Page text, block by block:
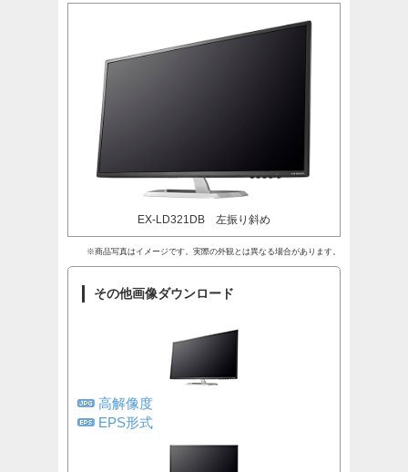
EX-LD321DB 左振り斜め
※商品写真はイメージです。実際の外観とは異なる場合があります。
その他画像ダウンロード
高解像度
EPS形式